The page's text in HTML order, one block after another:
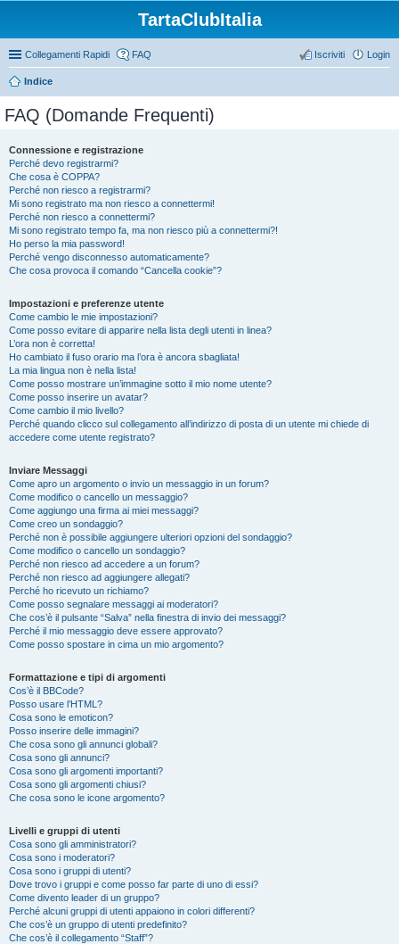
TartaClubItalia
Collegamenti Rapidi FAQ Login
Iscriviti
Indice
FAQ (Domande Frequenti)
Connessione e registrazione
Perché devo registrarmi?
Che cosa è COPPA?
Perché non riesco a registrarmi?
Mi sono registrato ma non riesco a connettermi!
Perché non riesco a connettermi?
Mi sono registrato tempo fa, ma non riesco più a connettermi?!
Ho perso la mia password!
Perché vengo disconnesso automaticamente?
Che cosa provoca il comando “Cancella cookie”?
Impostazioni e preferenze utente
Come cambio le mie impostazioni?
Come posso evitare di apparire nella lista degli utenti in linea?
L’ora non è corretta!
Ho cambiato il fuso orario ma l’ora è ancora sbagliata!
La mia lingua non è nella lista!
Come posso mostrare un’immagine sotto il mio nome utente?
Come posso inserire un avatar?
Come cambio il mio livello?
Perché quando clicco sul collegamento all’indirizzo di posta di un utente mi chiede di
accedere come utente registrato?
Inviare Messaggi
Come apro un argomento o invio un messaggio in un forum?
Come modifico o cancello un messaggio?
Come aggiungo una firma ai miei messaggi?
Come creo un sondaggio?
Perché non è possibile aggiungere ulteriori opzioni del sondaggio?
Come modifico o cancello un sondaggio?
Perché non riesco ad accedere a un forum?
Perché non riesco ad aggiungere allegati?
Perché ho ricevuto un richiamo?
Come posso segnalare messaggi ai moderatori?
Che cos’è il pulsante “Salva” nella finestra di invio dei messaggi?
Perché il mio messaggio deve essere approvato?
Come posso spostare in cima un mio argomento?
Formattazione e tipi di argomenti
Cos’è il BBCode?
Posso usare l’HTML?
Cosa sono le emoticon?
Posso inserire delle immagini?
Che cosa sono gli annunci globali?
Cosa sono gli annunci?
Cosa sono gli argomenti importanti?
Cosa sono gli argomenti chiusi?
Che cosa sono le icone argomento?
Livelli e gruppi di utenti
Cosa sono gli amministratori?
Cosa sono i moderatori?
Cosa sono i gruppi di utenti?
Dove trovo i gruppi e come posso far parte di uno di essi?
Come divento leader di un gruppo?
Perché alcuni gruppi di utenti appaiono in colori differenti?
Che cos’è un gruppo di utenti predefinito?
Che cos’è il collegamento “Staff”?